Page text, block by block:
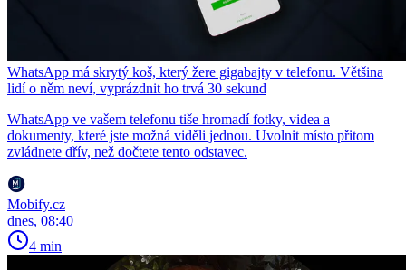
WhatsApp má skrytý koš, který žere gigabajty v telefonu. Většina
lidí o něm neví, vyprázdnit ho trvá 30 sekund
WhatsApp ve vašem telefonu tiše hromadí fotky, videa a
dokumenty, které jste možná viděli jednou. Uvolnit místo přitom
zvládnete dřív, než dočtete tento odstavec.
Mobify.cz
dnes, 08:40
4 min